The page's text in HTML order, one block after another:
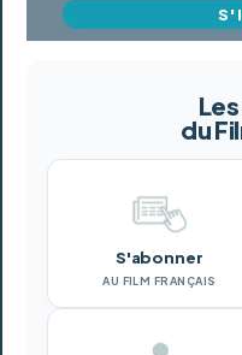
du
S'abonner
AU FILM FRANÇAIS